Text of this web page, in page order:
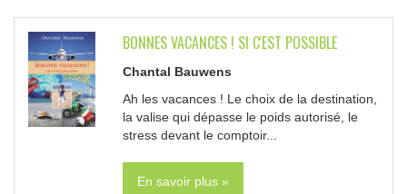
BONNES VACANCES ! SI C'EST POSSIBLE
Chantal Bauwens
Ah les vacances ! Le choix de la destination,
la valise qui dépasse le poids autorisé, le
stress devant le comptoir...
En savoir plus »